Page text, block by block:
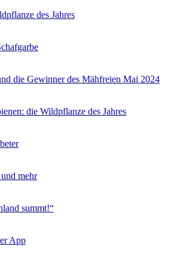
des Jahres
die Gewinner des Mähfreien Mai 2024
die Wildpflanze des Jahres
mehr
summt!“
App